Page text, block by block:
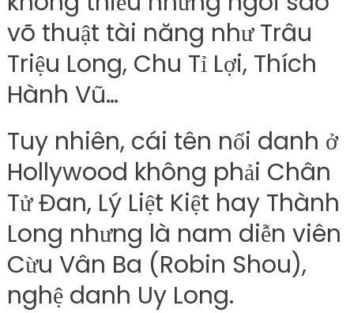
võ thuật tài năng như Trâu
Triệu Long, Chu Tỉ Lợi, Thích
Hành Vũ…
Tuy nhiên, cái tên nổi danh ở
Hollywood không phải Chân
Tử Đan, Lý Liệt Kiệt hay Thành
Long nhưng là nam diễn viên
Cừu Vân Ba (Robin Shou),
nghệ danh Uy Long.